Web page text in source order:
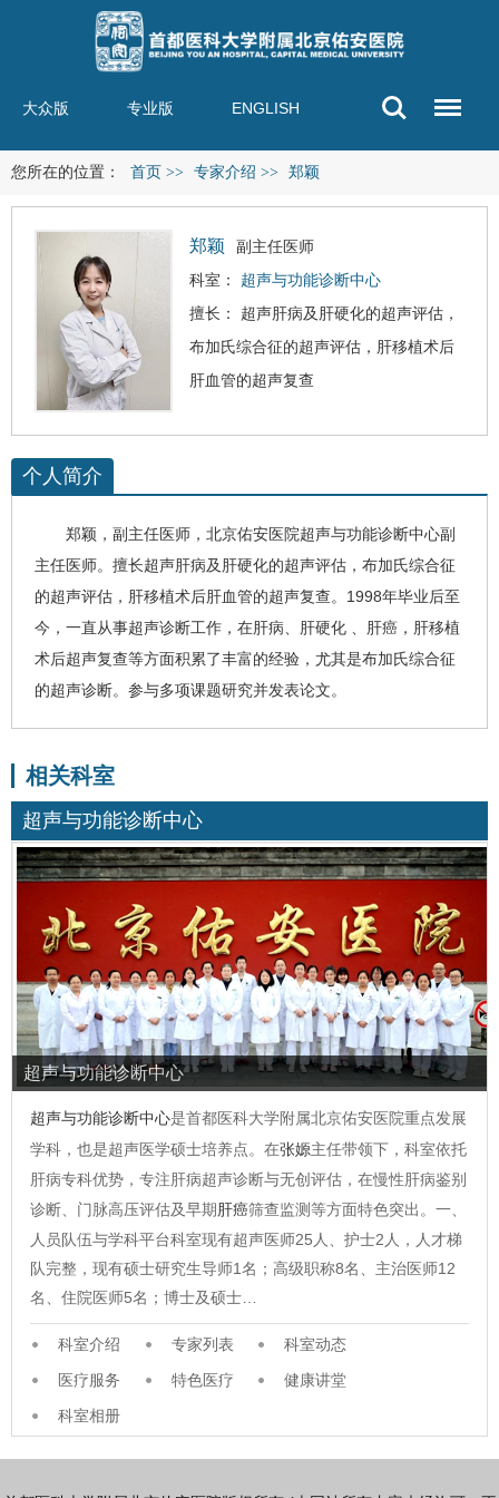
大众版 专业版 ENGLISH
您所在的位置： 首页 >> 专家介绍 >> 郑颖
郑颖
副主任医师
科室： 超声与功能诊断中心
擅长： 超声肝病及 肝硬化的超声评估，
布加氏综合征的超声评估，肝移植术后
肝血管的超声复查
个人简介
郑颖 ，副主任医师，北京佑安医院超声与功能诊断中心副
主任医师。擅长超声肝病及 肝硬化的超声评估，布加氏综合征
的超声评估，肝移植术后肝血管的超声复查。1998年毕业后至
今，一直从事超声诊断工作，在肝病、肝硬化 、
肝癌 ，肝移植
术后超声复查等方面积累了丰富的经验，尤其是布加氏综合征
的超声诊断。参与多项课题研究并发表论文。
相关科室
超声与功能诊断中心
超声与功能诊断中心
超声与功能诊断中心是首都医科大学附属北京佑安医院重点发展
学科，也是超声医学硕士培养点。在张嫄主任带领下，科室依托
肝病专科优势，专注肝病超声诊断与无创评估，在慢性肝病鉴别
诊断、门脉高压评估及早期肝癌筛查监测等方面特色突出。一、
人员队伍与学科平台科室现有超声医师25人、护士2人，人才梯
队完整，现有硕士研究生导师1名；高级职称8名、主治医师12
名、住院医师5名；博士及硕士…
科室介绍 专家列表
科室动态
医疗服务
特色医疗
健康讲堂
科室相册